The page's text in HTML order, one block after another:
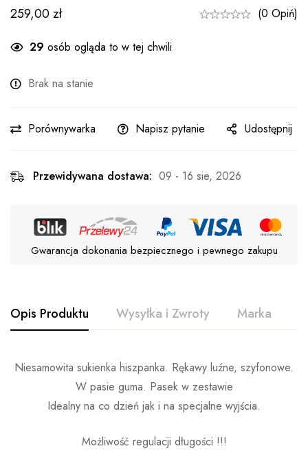
259,00zł (0 Opiń)
29 osób ogląda to w tej chwili
Brak na stanie
Porównywarka Napisz pytanie Udostępnij
Przewidywana dostawa: 09 - 16 sie, 2026
Gwarancja dokonania bezpiecznego i pewnego zakupu
Opis Produktu Wysyłka i Zwroty Marka
Niesamowita sukienka hiszpanka. Rękawy luźne, szyfonowe.
W pasie guma. Pasek w zestawie
Idealny na co dzień jak i na specjalne wyjścia.
Możliwość regulacji długości !!!